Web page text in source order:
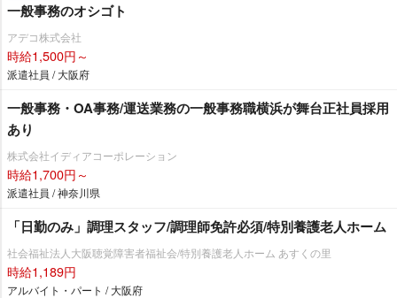
一般事務のオシゴト
アデコ株式会社
時給1,500円～
派遣社員 / 大阪府
一般事務・OA事務/運送業務の一般事務職横浜が舞台正社員採用
あり
株式会社イディアコーポレーション
時給1,700円～
派遣社員 / 神奈川県
「日勤のみ」調理スタッフ/調理師免許必須/特別養護老人ホーム
社会福祉法人大阪聴覚障害者福祉会/特別養護老人ホーム あすくの里
時給1,189円
アルバイト・パート / 大阪府